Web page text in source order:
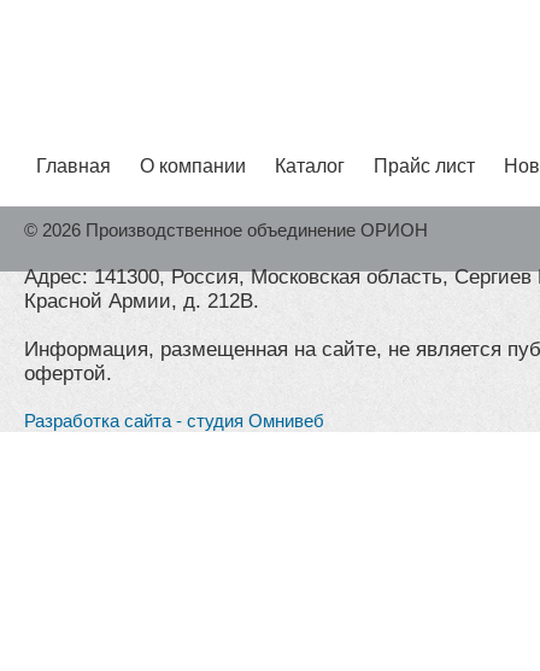
Главная О компании Каталог Прайс лист
© 2026 Производственное объединение ОРИОН
Адрес: 141300, Россия, Московская область,
Красной Армии, д. 212В.
Информация, размещенная на сайте, не является
офертой.
Разработка сайта - студия Омнивеб